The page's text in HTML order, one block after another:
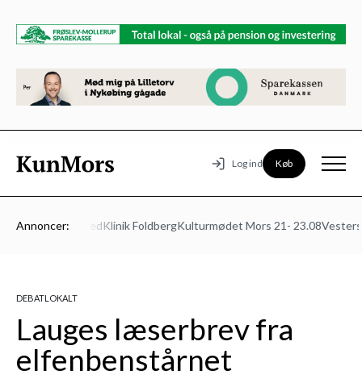
Log ind Køb
Annoncer:
Autoværksted Klinik FoldbergKulturmødet Mors 21- 23.08Vesters
DEBATLOKALT
Lauges læserbrev fra
elfenbenstårnet